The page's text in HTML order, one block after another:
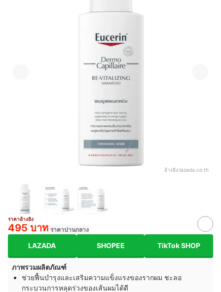
อ้างอิง:lazada.co.th
ราคาอ้างอิง
495 บาท ราคาปานกลาง
LAZADA SHOPEE TikTok SHOP
ภาพรวมผลิตภัณฑ์
ช่วยฟื้นบำรุงและเสริมความแข็งแรงของรากผม ชะลอ
กระบวนการหลุดร่วงของเส้นผมได้ดี